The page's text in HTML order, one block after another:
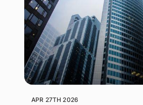
APR 27TH 2026